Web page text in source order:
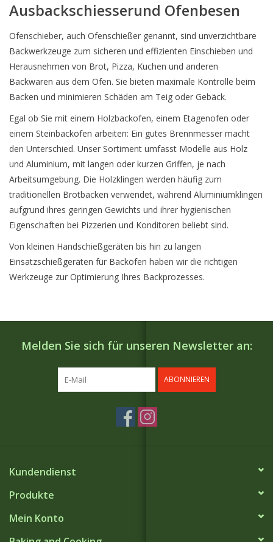
Ausbackschiesserund Ofenbesen
Ofenschieber, auch Ofenschießer genannt, sind unverzichtbare
Backwerkzeuge zum sicheren und effizienten Einschieben und
Herausnehmen von Brot, Pizza, Kuchen und anderen
Backwaren aus dem Ofen. Sie bieten maximale Kontrolle beim
Backen und minimieren Schäden am Teig oder Gebäck.
Egal ob Sie mit einem Holzbackofen, einem Etagenofen oder
einem Steinbackofen arbeiten: Ein gutes Brennmesser macht
den Unterschied. Unser Sortiment umfasst Modelle aus Holz
und Aluminium, mit langen oder kurzen Griffen, je nach
Arbeitsumgebung. Die Holzklingen werden häufig zum
traditionellen Brotbacken verwendet, während Aluminiumklingen
aufgrund ihres geringen Gewichts und ihrer hygienischen
Eigenschaften bei Pizzerien und Konditoren beliebt sind.
Von kleinen Handschießgeräten bis hin zu langen
Einsatzschießgeräten für Backöfen haben wir die richtigen
Werkzeuge zur Optimierung Ihres Backprozesses.
Melden Sie sich für unseren Newsletter an:
ABONNIEREN
Kundendienst
Produkte
Mein Konto